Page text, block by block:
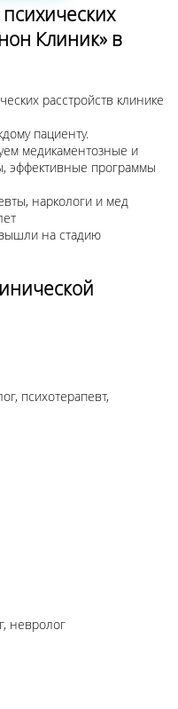
Клиник» в
расстройств клинике
пациенту.
медикаментозные и
эффективные программы
наркологи и мед
на стадию
психотерапевт,
невролог